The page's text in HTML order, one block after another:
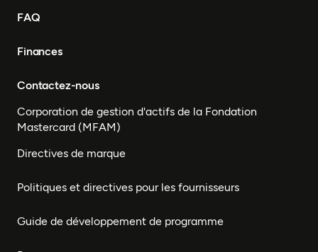
FAQ
Finances
Contactez-nous
Corporation de gestion d'actifs de la Fondation
Mastercard (MFAM)
Directives de marque
Politiques et directives pour les fournisseurs
Guide de développement de programme